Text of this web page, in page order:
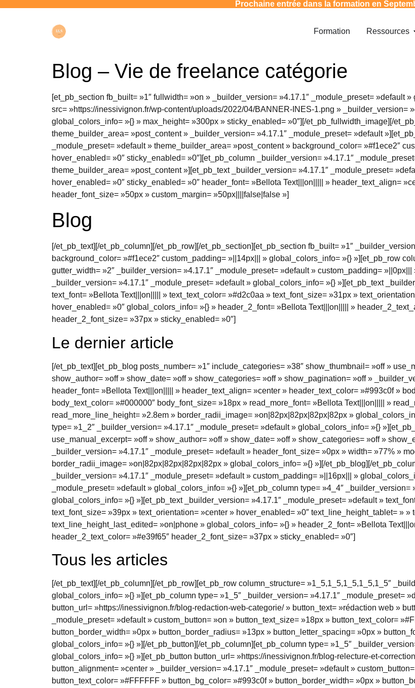
Prochaine entrée dans la formation en
Formation Ressources
Blog – Vie de freelance catégorie
[et_pb_section fb_built= »1″ fullwidth= »on » _builder_version= »4.17.1″ _module_preset= »default
src= »https://inessivignon.fr/wp-content/uploads/2022/04/BANNER-INES-1.png » _builder_version=
global_colors_info= »{} » max_height= »300px » sticky_enabled= »0″][/et_pb_fullwidth_image][/
theme_builder_area= »post_content » _builder_version= »4.17.1″ _module_preset= »default
_module_preset= »default » theme_builder_area= »post_content » background_color= »#f1ece2″
hover_enabled= »0″ sticky_enabled= »0″][et_pb_column _builder_version= »4.17.1″
theme_builder_area= »post_content »][et_pb_text _builder_version= »4.17.1″ _module_preset=
hover_enabled= »0″ sticky_enabled= »0″ header_font= »Bellota Text|||on||||| » header_text_align=
header_font_size= »50px » custom_margin= »50px||||false|false »]
Blog
[/et_pb_text][/et_pb_column][/et_pb_row][/et_pb_section][et_pb_section fb_built= »1″
background_color= »#f1ece2″ custom_padding= »||14px||| » global_colors_info= »{} »][et_pb_row
gutter_width= »2″ _builder_version= »4.17.1″ _module_preset= »default » custom_padding=
_builder_version= »4.17.1″ _module_preset= »default » global_colors_info= »{} »][et_pb_text
text_font= »Bellota Text|||on||||| » text_text_color= »#d2c0aa » text_font_size= »31px »
hover_enabled= »0″ global_colors_info= »{} » header_2_font= »Bellota Text|||on||||| »
header_2_font_size= »37px » sticky_enabled= »0″]
Le dernier article
[/et_pb_text][et_pb_blog posts_number= »1″ include_categories= »38″ show_thumbnail= »off »
show_author= »off » show_date= »off » show_categories= »off » show_pagination= »off »
header_font= »Bellota Text|||on||||| » header_text_align= »center » header_text_color= »#993c0f »
body_text_color= »#000000″ body_font_size= »18px » read_more_font= »Bellota Text|||on||||| »
read_more_line_height= »2.8em » border_radii_image= »on|82px|82px|82px|82px »
type= »1_2″ _builder_version= »4.17.1″ _module_preset= »default » global_colors_info= »{}
use_manual_excerpt= »off » show_author= »off » show_date= »off » show_categories= »off »
_builder_version= »4.17.1″ _module_preset= »default » header_font_size= »0px » width= »77% »
border_radii_image= »on|82px|82px|82px|82px » global_colors_info= »{} »][/et_pb_blog][/
_builder_version= »4.17.1″ _module_preset= »default » custom_padding= »||16px||| »
_module_preset= »default » global_colors_info= »{} »][et_pb_column type= »4_4″ _builder_version=
global_colors_info= »{} »][et_pb_text _builder_version= »4.17.1″ _module_preset= »default »
text_font_size= »39px » text_orientation= »center » hover_enabled= »0″ text_line_height_tablet= »
text_line_height_last_edited= »on|phone » global_colors_info= »{} » header_2_font= »Bellota
header_2_text_color= »#e39f65″ header_2_font_size= »37px » sticky_enabled= »0″]
Tous les articles
[/et_pb_text][/et_pb_column][/et_pb_row][et_pb_row column_structure= »1_5,1_5,1_5,1_5,1_5″
global_colors_info= »{} »][et_pb_column type= »1_5″ _builder_version= »4.17.1″ _module_preset=
button_url= »https://inessivignon.fr/blog-redaction-web-categorie/ » button_text= »rédaction web »
_module_preset= »default » custom_button= »on » button_text_size= »18px » button_text_color=
button_border_width= »0px » button_border_radius= »13px » button_letter_spacing= »0px »
global_colors_info= »{} »][/et_pb_button][/et_pb_column][et_pb_column type= »1_5″
global_colors_info= »{} »][et_pb_button button_url= »https://inessivignon.fr/blog-relecture-et-
button_alignment= »center » _builder_version= »4.17.1″ _module_preset= »default »
button_text_color= »#FFFFFF » button_bg_color= »#993c0f » button_border_width= »0px »